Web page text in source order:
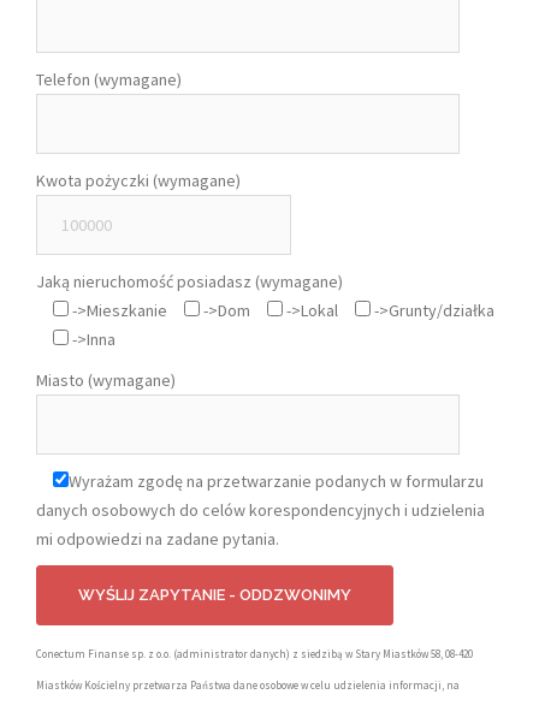
Telefon (wymagane)
Kwota pożyczki (wymagane)
Jaką nieruchomość posiadasz (wymagane)
->Mieszkanie
->Dom ->Lokal
->Grunty/działka
->Inna
Miasto (wymagane)
Wyrażam zgodę na przetwarzanie podanych w formularzu
danych osobowych do celów korespondencyjnych i udzielenia
mi odpowiedzi na zadane pytania.
Conectum Finanse sp. z o.o. (administrator danych) z siedzibą w Stary Miastków 58, 08-420
Miastków Kościelny przetwarza Państwa dane osobowe w celu udzielenia informacji, na